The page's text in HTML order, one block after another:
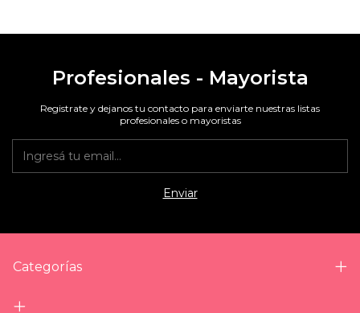
Profesionales - Mayorista
Registrate y dejanos tu contacto para enviarte nuestras listas
profesionales o mayoristas
Categorías